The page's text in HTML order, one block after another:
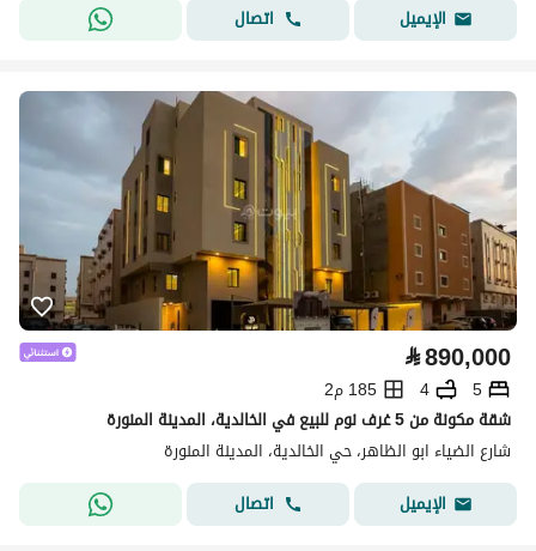
الإيميل
اتصال
⃁890,000
5
4
185 م2
شقة مكونة من 5 غرف نوم للبيع في الخالدية، المدينة المنورة
شارع الضياء ابو الظاهر، حي الخالدية، المدينة المنورة
الإيميل
اتصال